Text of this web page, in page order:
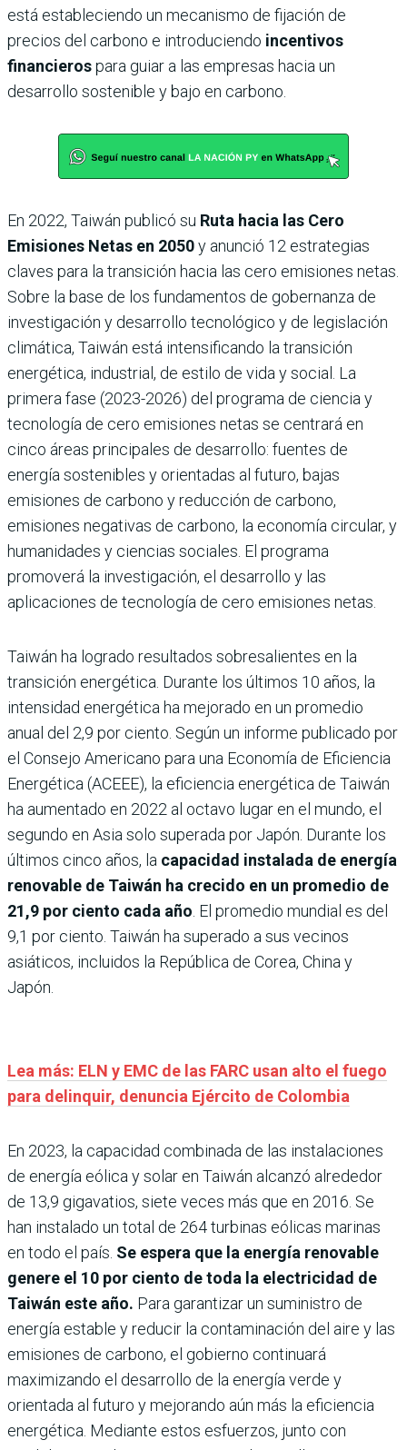
está estableciendo un mecanismo de fijación de
precios del carbono e introduciendo incentivos
financierospara guiar a las empresas hacia un
desarrollo sostenible y bajo en carbono.
En 2022, Taiwán publicó su Ruta hacia las Cero
Emisiones Netas en 2050y anunció 12 estrategias
claves para la transición hacia las cero emisiones netas.
Sobre la base de los fundamentos de gobernanza de
investigación y desarrollo tecnológico y de legislación
climática, Taiwán está intensificando la transición
energética, industrial, de estilo de vida y social. La
primera fase (2023-2026) del programa de ciencia y
tecnología de cero emisiones netas se centrará en
cinco áreas principales de desarrollo: fuentes de
energía sostenibles y orientadas al futuro, bajas
emisiones de carbono y reducción de carbono,
emisiones negativas de carbono, la economía circular, y
humanidades y ciencias sociales. El programa
promoverá la investigación, el desarrollo y las
aplicaciones de tecnología de cero emisiones netas.
Taiwán ha logrado resultados sobresalientes en la
transición energética. Durante los últimos 10 años, la
intensidad energética ha mejorado en un promedio
anual del 2,9 por ciento. Según un informe publicado por
el Consejo Americano para una Economía de Eficiencia
Energética (ACEEE), la eficiencia energética de Taiwán
ha aumentado en 2022 al octavo lugar en el mundo, el
segundo en Asia solo superada por Japón. Durante los
últimos cinco años, la capacidad instalada de energía
renovable de Taiwán ha crecido en un promedio de
21,9 por ciento cada año . El promedio mundial es del
9,1 por ciento. Taiwán ha superado a sus vecinos
asiáticos, incluidos la República de Corea, China y
Japón.
Lea más: ELN y EMC de las FARC usan alto el fuego
para delinquir, denuncia Ejército de Colombia
En 2023, la capacidad combinada de las instalaciones
de energía eólica y solar en Taiwán alcanzó alrededor
de 13,9 gigavatios, siete veces más que en 2016. Se
han instalado un total de 264 turbinas eólicas marinas
en todo el país. Se espera que la energía renovable
genere el 10 por ciento de toda la electricidad de
Taiwán este año. Para garantizar un suministro de
energía estable y reducir la contaminación del aire y las
emisiones de carbono, el gobierno continuará
maximizando el desarrollo de la energía verde y
orientada al futuro y mejorando aún más la eficiencia
energética. Mediante estos esfuerzos, junto con